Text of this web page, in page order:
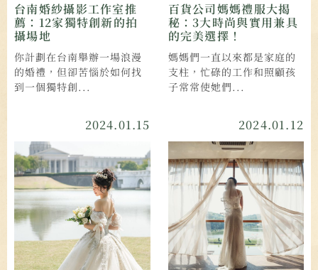
台南婚紗攝影工作室推
薦：12家獨特創新的拍
攝場地
你計劃在台南舉辦一場浪漫
的婚禮，但卻苦惱於如何找
到一個獨特創...
百貨公司媽媽禮服大揭
秘：3大時尚與實用兼具
的完美選擇！
媽媽們一直以來都是家庭的
支柱，忙碌的工作和照顧孩
子常常使她們...
2024.01.15 2024.01.12